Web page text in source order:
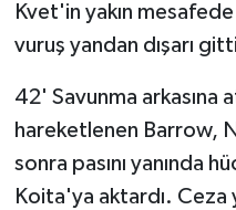
Kvet'in yakın
vuruş yandan dışarı
42' Savunma arkasına
hareketlenen Barrow,
sonra pasını yanında
Koita'ya aktardı. Ceza